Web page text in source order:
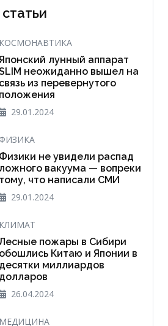
КОСМОНАВТИКА
лунный аппарат
неожиданно вышел на
связь из перевернутого
положения
29.01.2024
ФИЗИКА
Физики не увидели распад
ложного вакуума — вопреки
тому, что написали СМИ
29.01.2024
КЛИМАТ
пожары в Сибири
обошлись Китаю и Японии в
десятки миллиардов
долларов
26.04.2024
МЕДИЦИНА